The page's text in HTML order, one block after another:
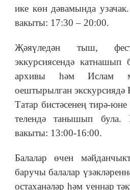
ике көн дәвамында
вакыты: 17:30 – 20:00.
Җәяүледән тыш,
эккурсиясендә катнашып
архивы һәм Ислам
оештырылган экскурсиядә
Татар бистәсенең тирә-
телендә танышып
вакыты: 13:00-16:00.
Балалар өчен
баручы балалар
остаханәләр һәм уеннар